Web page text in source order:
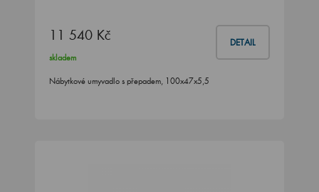
11 540 Kč DETAIL
skladem
Nábytkové umyvadlo s přepadem, 100x47x5,5